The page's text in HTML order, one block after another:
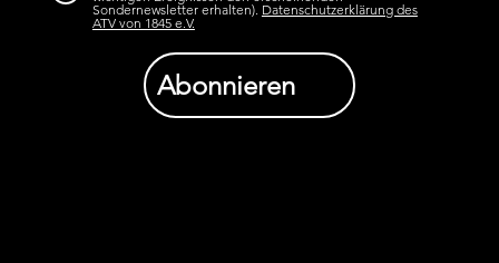
Sondernewsletter erhalten). Datenschutzerklärung des
ATV von 1845 e.V.
Abonnieren